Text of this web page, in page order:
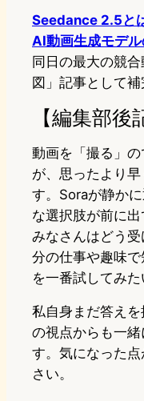
Seedance 2.5と
AI動画生成モデ
同日の最大の競
図」記事として補
【編集部後
動画を「撮る」
が、思ったより
す。Soraが静か
な選択肢が前に
みなさんはどう
分の仕事や趣味
を一番試してみた
私自身まだ答え
の視点からも一
す。気になった
さい。